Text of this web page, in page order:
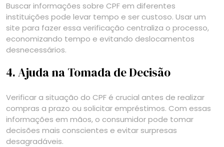
Buscar informações sobre CPF em diferentes
instituições pode levar tempo e ser custoso. Usar um
site para fazer essa verificação centraliza o processo,
economizando tempo e evitando deslocamentos
desnecessários.
4. Ajuda na Tomada de Decisão
Verificar a situação do CPF é crucial antes de realizar
compras a prazo ou solicitar empréstimos. Com essas
informações em mãos, o consumidor pode tomar
decisões mais conscientes e evitar surpresas
desagradáveis.